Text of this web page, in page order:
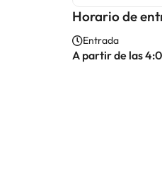
Horario de
Entrada
A partir de las